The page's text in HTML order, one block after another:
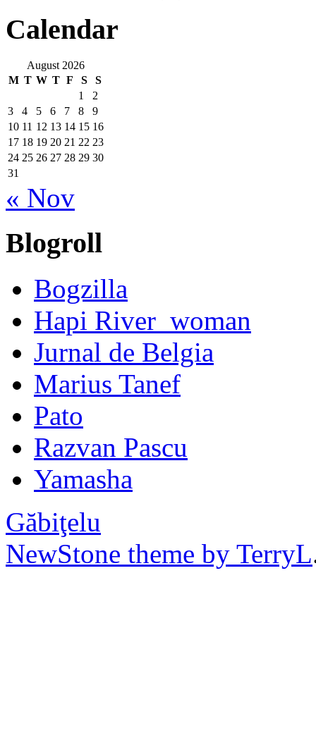
Calendar
August 2026
M T W T F S
S
1
2
3
4 5 6 7 8
9
10 11 12 13 14 15 16
17 18 19 20 21 22 23
24 25 26 27 28 29 30
31
« Nov
Blogroll
Bogzilla
Hapi River_woman
Jurnal de Belgia
Marius Tanef
Pato
Razvan Pascu
Yamasha
Găbiţelu
NewStone theme by TerryL